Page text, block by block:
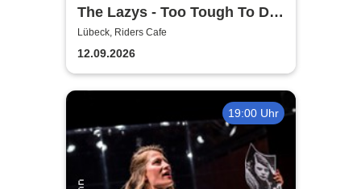
The Lazys - Too Tough To Die
Tour 2026
Lübeck, Riders Cafe
12.09.2026
19:00 Uhr